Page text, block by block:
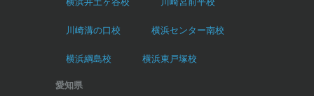
川崎溝の口校 横浜センター南校
横浜綱島校 横浜東戸塚校
愛知県